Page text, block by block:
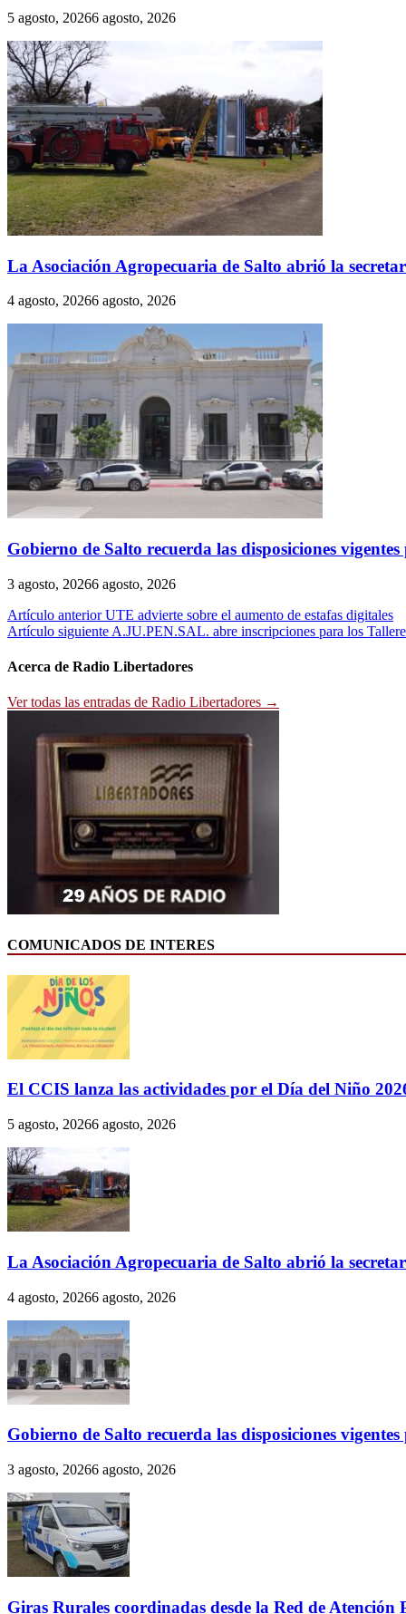
5 agosto, 20266 agosto, 2026
La Asociación Agropecuaria de Salto abrió la
4 agosto, 20266 agosto, 2026
Gobierno de Salto recuerda las disposiciones
3 agosto, 20266 agosto, 2026
Navegación
de
entradas
Artículo anterior UTE advierte sobre el aumento de estafas digitales
Artículo siguiente A.JU.PEN.SAL. abre inscripciones para los
Acerca de Radio Libertadores
Ver todas las entradas de Radio Libertadores →
COMUNICADOS DE INTERES
El CCIS lanza las actividades por el Día del Niño
5 agosto, 20266 agosto, 2026
La Asociación Agropecuaria de Salto abrió la
4 agosto, 20266 agosto, 2026
Gobierno de Salto recuerda las disposiciones
3 agosto, 20266 agosto, 2026
Giras Rurales coordinadas desde la Red de Atención